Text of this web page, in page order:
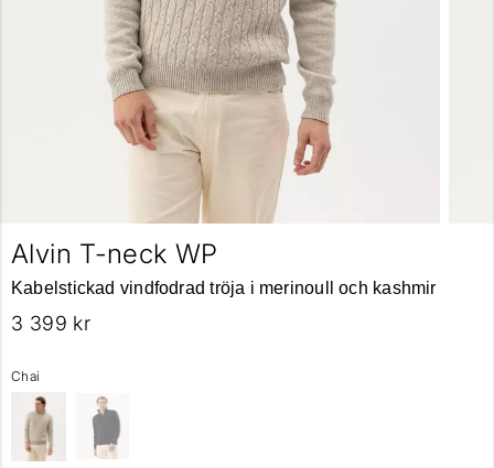
Alvin T-neck WP
Kabelstickad vindfodrad tröja i merinoull och kashmir
3 399 kr
Chai